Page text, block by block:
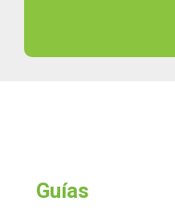
Guías